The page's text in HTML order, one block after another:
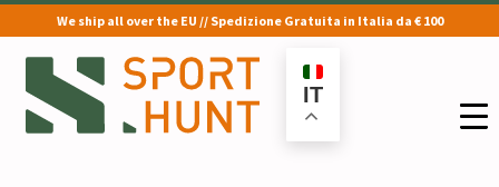
We ship all over the EU // Spedizione Gratuita in Italia da € 100
Vai
alla
navigazione
Vai
al
contenuto
IT